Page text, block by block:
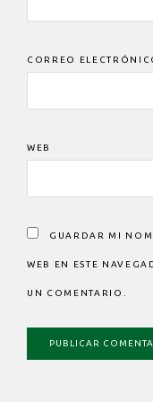
CORREO
WEB
GUARDAR MI
WEB EN ESTE
UN COMENTARIO.